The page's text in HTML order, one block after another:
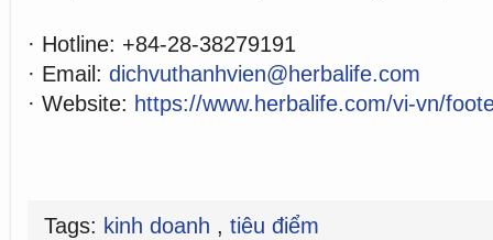
· Hotline: +84-28-38279191
· Email: dichvuthanhvien@herbalife.com
· Website: https://www.herbalife.com/vi-vn/
Tags: kinh doanh , tiêu điểm